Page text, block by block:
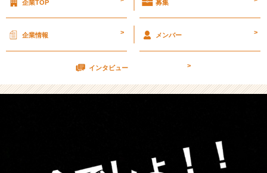
会
イ
デ
テ
タ
企業TOP 募集
企業情報 > メンバー >
インタビュー >